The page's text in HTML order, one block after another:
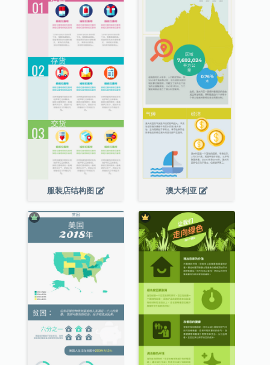
服装店结构图 澳大利亚